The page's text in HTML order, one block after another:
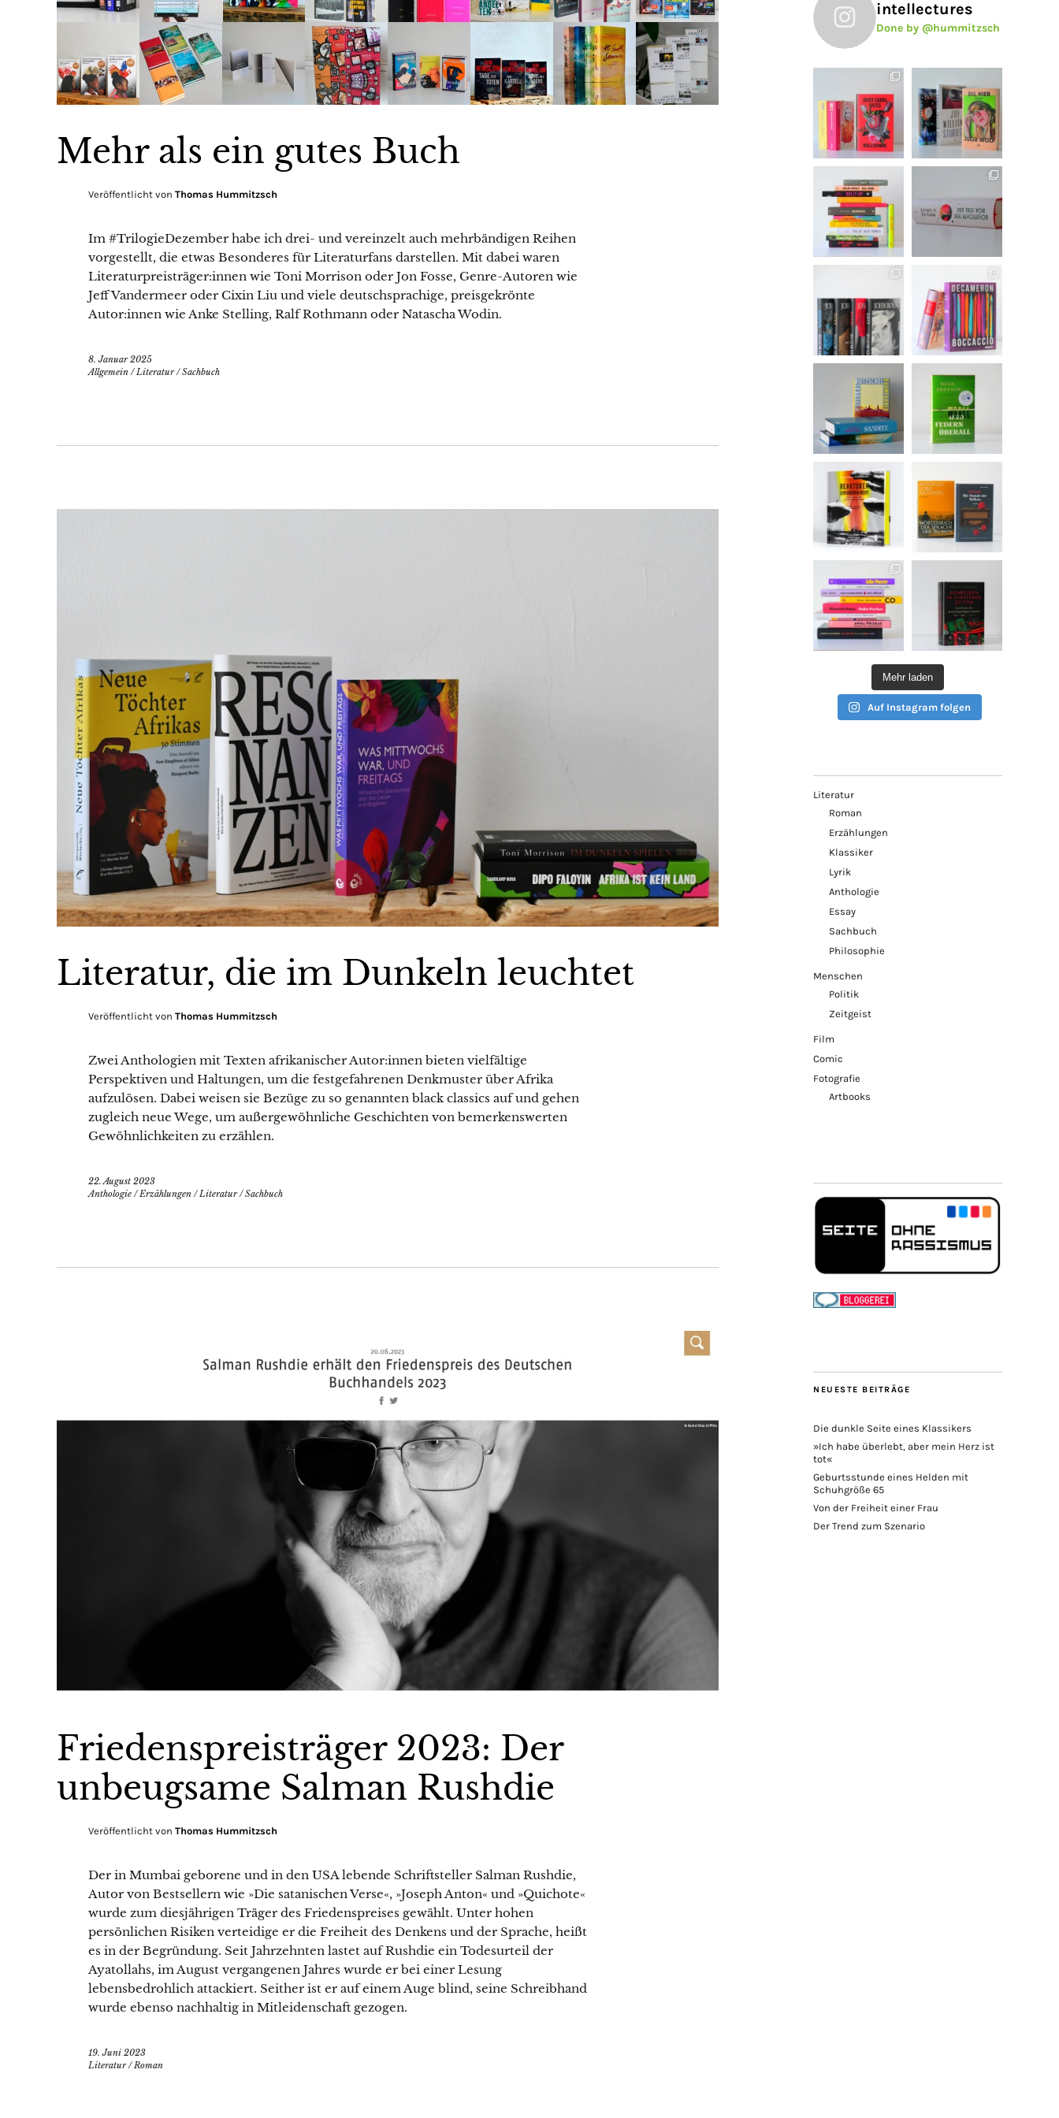
Mehr als ein gutes Buch
Veröffentlicht von Thomas Hummitzsch
Im #TrilogieDezember habe ich drei- und vereinzelt auch mehrbändigen Reihen
vorgestellt, die etwas Besonderes für Literaturfans darstellen. Mit dabei waren
Literaturpreisträger:innen wie Toni Morrison oder Jon Fosse, Genre-Autoren wie
Jeff Vandermeer oder Cixin Liu und viele deutschsprachige, preisgekrönte
Autor:innen wie Anke Stelling, Ralf Rothmann oder Natascha Wodin.
8. Januar 2025
Allgemein /Literatur/Sachbuch
Literatur, die im Dunkeln leuchtet
Veröffentlicht von Thomas Hummitzsch
Zwei Anthologien mit Texten afrikanischer Autor:innen bieten vielfältige
Perspektiven und Haltungen, um die festgefahrenen Denkmuster über Afrika
aufzulösen. Dabei weisen sie Bezüge zu so genannten black classics auf und gehen
zugleich neue Wege, um außergewöhnliche Geschichten von bemerkenswerten
Gewöhnlichkeiten zu erzählen.
22. August 2023
Anthologie / Erzählungen / Literatur/Sachbuch
Friedenspreisträger 2023: Der
unbeugsame Salman Rushdie
Veröffentlicht von Thomas Hummitzsch
Der in Mumbai geborene und in den USA lebende Schriftsteller Salman Rushdie,
Autor von Bestsellern wie »Die satanischen Verse«, »Joseph Anton« und »Quichote«
wurde zum diesjährigen Träger des Friedenspreises gewählt. Unter hohen
persönlichen Risiken verteidige er die Freiheit des Denkens und der Sprache, heißt
es in der Begründung. Seit Jahrzehnten lastet auf Rushdie ein Todesurteil der
Ayatollahs, im August vergangenen Jahres wurde er bei einer Lesung
lebensbedrohlich attackiert. Seither ist er auf einem Auge blind, seine Schreibhand
wurde ebenso nachhaltig in Mitleidenschaft gezogen.
19. Juni 2023
Literatur/Roman
intellectures
Done by @hummitzsch
Mehr laden
Auf Instagram folgen
Literatur
Roman
Erzählungen
Klassiker
Lyrik
Anthologie
Essay
Sachbuch
Philosophie
Menschen
Politik
Zeitgeist
Film
Comic
Fotografie
Artbooks
NEUESTE BEITRÄGE
Die dunkle Seite eines Klassikers
»Ich habe überlebt, aber mein Herz ist
tot«
Geburtsstunde eines Helden mit
Schuhgröße 65
Von der Freiheit einer Frau
Der Trend zum Szenario